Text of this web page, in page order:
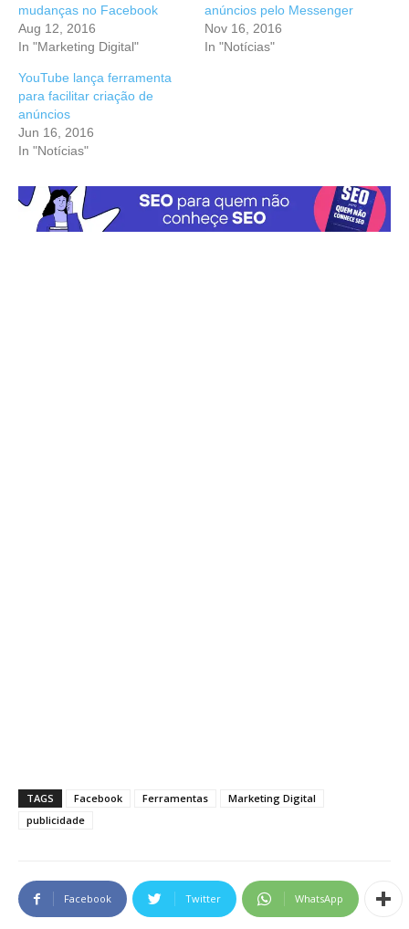
mudanças no Facebook
Aug 12, 2016
In "Marketing Digital"
anúncios pelo Messenger
Nov 16, 2016
In "Notícias"
YouTube lança ferramenta
para facilitar criação de
anúncios
Jun 16, 2016
In "Notícias"
TAGS Facebook Ferramentas
Marketing Digital
publicidade
Facebook Twitter WhatsApp